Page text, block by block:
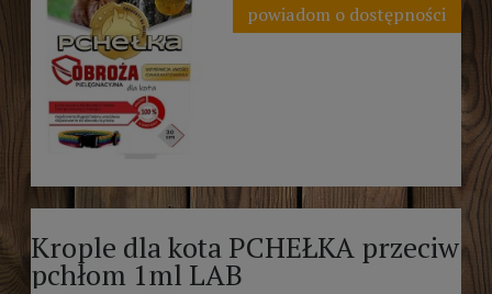
powiadom o dostępności
Krople dla kota PCHEŁKA przeciw
pchłom 1ml LAB